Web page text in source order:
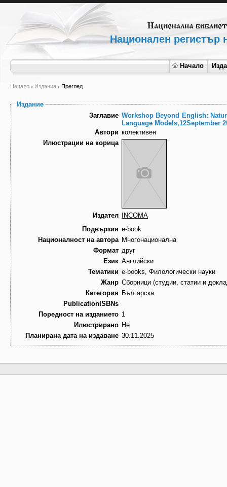
Национален регистър
Начало
Начало Издания Преглед
Издание
Заглавие Workshop Beyond English:
Language Models,12September
Автори колективен
Илюстрации на корица
Издател
INCOMA
Подвързия e-book
Националност на автора Многонационална
Формат друг
Език Английски
Тематики e-books, Филологически науки
Жанр Сборници (студии, статии и
Категория Българска
PublicationISBNs
Поредност на изданието 1
Илюстрирано Не
Планирана дата на издаване 30.11.2025